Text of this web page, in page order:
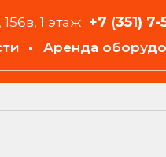
1 этаж +7 (351) 7-
Аренда